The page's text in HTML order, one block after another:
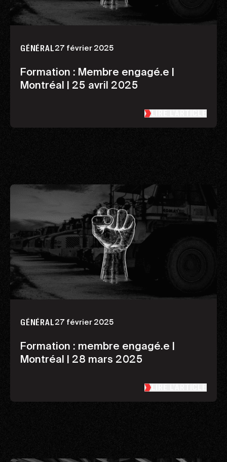
GÉNÉRAL27 février 2025
Formation : Membre engagé.e |
Montréal | 25 avril 2025
GÉNÉRAL27 février 2025
Formation : membre engagé.e |
Montréal | 28 mars 2025